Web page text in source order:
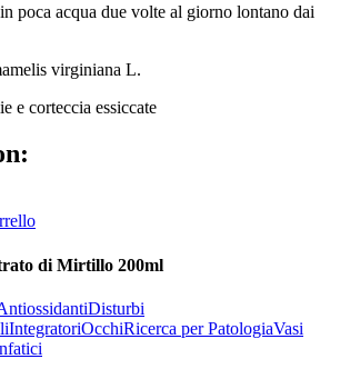
poca acqua due volte al giorno lontano dai
virginiana L.
e corteccia essiccate
di Mirtillo 200ml
Disturbi
IntegratoriOcchiRicerca per PatologiaVasi